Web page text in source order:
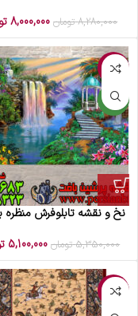
8,280,000 تومان 8,000,000
-5%
جدید
نخ و نقشه تابلوفرش منظره
5,350,000 تومان 5,100,000
-6%